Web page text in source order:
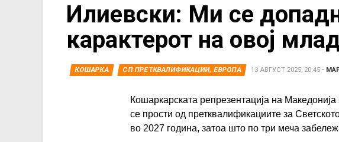
here
Илиевски: Ми се
карактерот на овој
КОШАРКА СП ПРЕТКВАЛИФИКАЦИИ, ЕВРОПА 13 АВГУСТ 2025, 20:45 •
Кошаркарската репрезентација на
се прости од претквалификациите за
во 2027 година, затоа што по три меча